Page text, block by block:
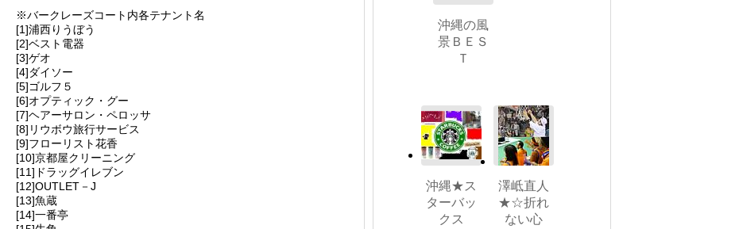
※バークレーズコート内各テナント名
[1]浦西りうぼう
[2]ベスト電器
[3]ゲオ
[4]ダイソー
[5]ゴルフ５
[6]オプティック・グー
[7]ヘアーサロン・ペロッサ
[8]リウボウ旅行サービス
[9]フローリスト花香
[10]京都屋クリーニング
[11]ドラッグイレブン
[12]OUTLET－J
[13]魚蔵
[14]一番亭
沖縄の風
景ＢＥＳ
Ｔ
沖縄★ス
ターバッ
クス
澤岻直人
★☆折れ
ない心